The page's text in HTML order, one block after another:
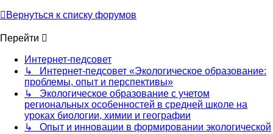
Вернуться к списку форумов
Перейти
Интернет-педсовет
↳ Интернет-педсовет «Экологическое образование:
проблемы, опыт и перспективы»
↳ Экологическое образование с учетом
региональных особенностей в средней школе на
уроках биологии, химии и географии
↳ Опыт и инновации в формировании экологической